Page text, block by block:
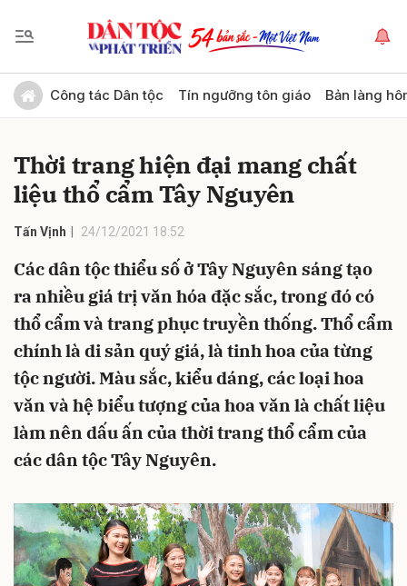
Công tác Dân tộc Tín ngưỡng tôn giáo Bản làng
Thời trang hiện đại mang chất
liệu thổ cẩm Tây Nguyên
Tấn Vịnh 24/12/2021 18:52
Các dân tộc thiểu số ở Tây Nguyên sáng tạo
ra nhiều giá trị văn hóa đặc sắc, trong đó có
thổ cẩm và trang phục truyền thống. Thổ cẩm
chính là di sản quý giá, là tinh hoa của từng
tộc người. Màu sắc, kiểu dáng, các loại hoa
văn và hệ biểu tượng của hoa văn là chất liệu
làm nên dấu ấn của thời trang thổ cẩm của
các dân tộc Tây Nguyên.
Gửi bình luận
Hủy Gửi